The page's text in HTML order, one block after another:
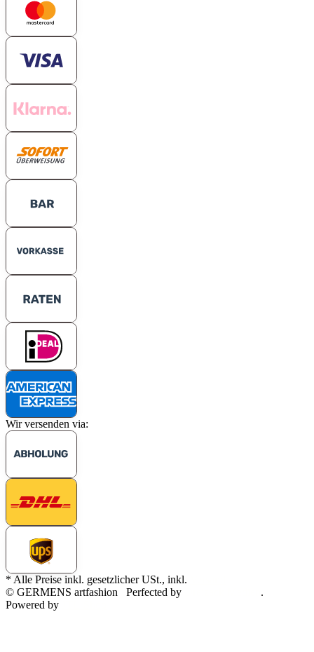
Wir versenden via:
* Alle Preise inkl. gesetzlicher USt., inkl.
© GERMENS artfashion
Perfected by
.
Powered by